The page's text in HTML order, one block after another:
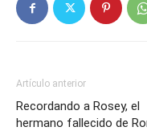
Artículo anterior
Recordando a Rosey, el
hermano fallecido de